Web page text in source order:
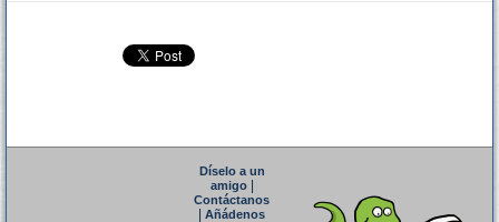
Díselo a un
amigo|
Contáctanos
Añádenos